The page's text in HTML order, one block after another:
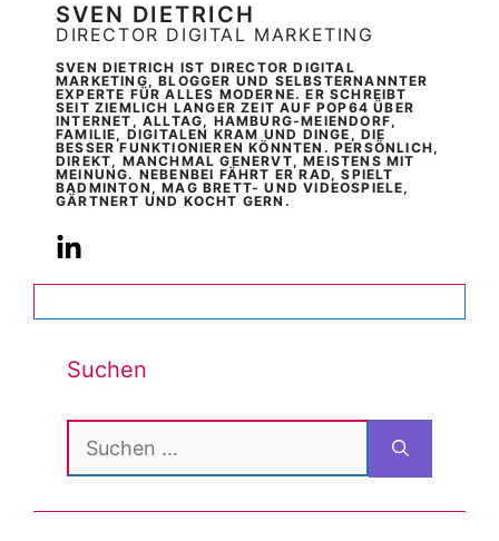
SVEN DIETRICH
DIRECTOR DIGITAL MARKETING
SVEN DIETRICH IST DIRECTOR DIGITAL
MARKETING, BLOGGER UND SELBSTERNANNTER
EXPERTE FÜR ALLES MODERNE. ER SCHREIBT
SEIT ZIEMLICH LANGER ZEIT AUF POP64 ÜBER
INTERNET, ALLTAG, HAMBURG-MEIENDORF,
FAMILIE, DIGITALEN KRAM UND DINGE, DIE
BESSER FUNKTIONIEREN KÖNNTEN. PERSÖNLICH,
DIREKT, MANCHMAL GENERVT, MEISTENS MIT
MEINUNG. NEBENBEI FÄHRT ER RAD, SPIELT
BADMINTON, MAG BRETT- UND VIDEOSPIELE,
GÄRTNERT UND KOCHT GERN.
Suchen
Suchen
nach: